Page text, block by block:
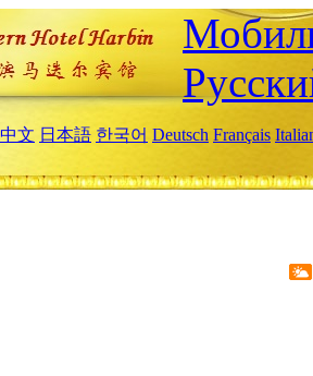
文 日本語 한국어 Deutsch Français